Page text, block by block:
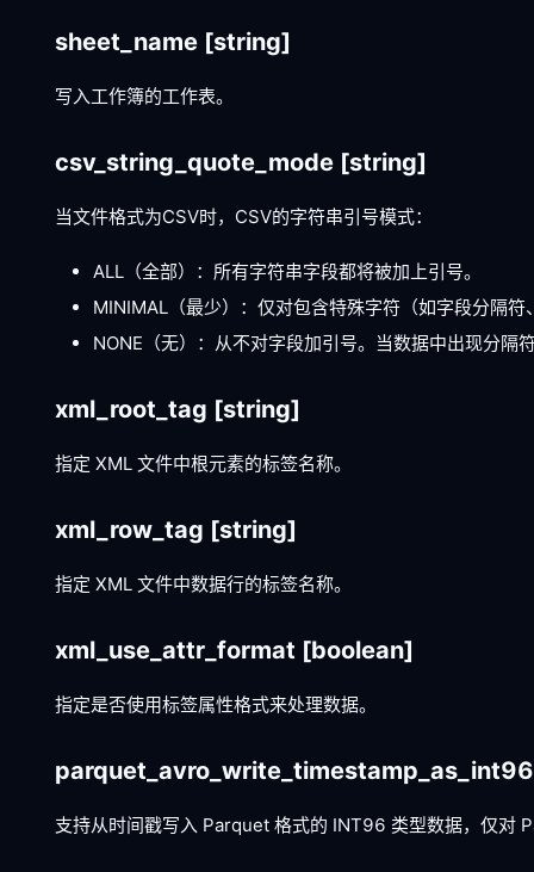
sheet_name [string]
写入工作簿的工作表。
csv_string_quote_mode [string]
当文件格式为CSV时，CSV的字符串引号模式：
ALL（全部）：所有字符串字段都将被加上引号。
MINIMAL（最少）：仅对包含特殊字符（如字段分隔
NONE（无）：从不对字段加引号。当数据中出现分
xml_root_tag [string]
指定 XML 文件中根元素的标签名称。
xml_row_tag [string]
指定 XML 文件中数据行的标签名称。
xml_use_attr_format [boolean]
指定是否使用标签属性格式来处理数据。
支持从时间戳写入 Parquet 格式的 INT96 类型数据，仅对